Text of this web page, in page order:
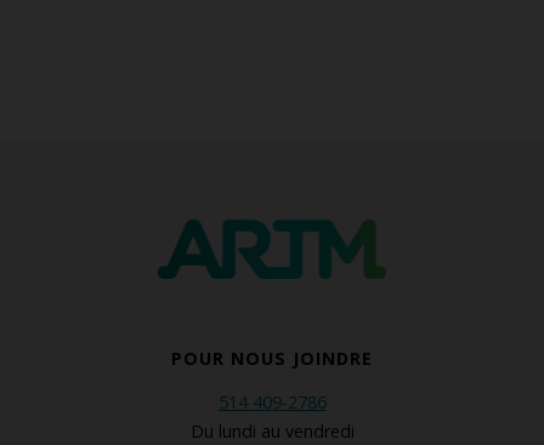
POUR NOUS JOINDRE
514 409-2786
Du lundi au vendredi